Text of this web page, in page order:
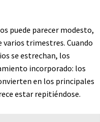
puede parecer modesto,
varios trimestres. Cuando
se estrechan, los
incorporado: los
en los principales
estar repitiéndose.